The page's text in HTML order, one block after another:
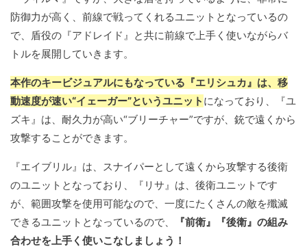
防御力が高く、前線で戦ってくれるユニットとなっているの
で、盾役の『アドレイド』と共に前線で上手く使いながらバ
トルを展開していきます。
本作のキービジュアルにもなっている『エリシュカ』は、移
動速度が速い“イェーガー”というユニット になっており、『ユ
ズキ』は、耐久力が高い“ブリーチャー”ですが、銃で遠くから
攻撃することができます。
『エイブリル』は、スナイパーとして遠くから攻撃する後衛
のユニットとなっており、『リサ』は、後衛ユニットです
が、範囲攻撃を使用可能なので、一度にたくさんの敵を殲滅
できるユニットとなっているので、
『前衛』『後衛』の組み
合わせを上手く使いこなしましょう！